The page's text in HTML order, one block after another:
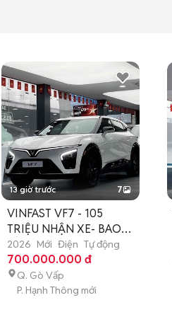
13 giờ trước 7
VINFAST VF7 - 105
TRIỆU NHẬN XE- BAO
HỒ SƠ KHÓ
2026 Mới Điện Tự động
700.000.000 đ
Q. Gò Vấp
P. Hạnh Thông mới